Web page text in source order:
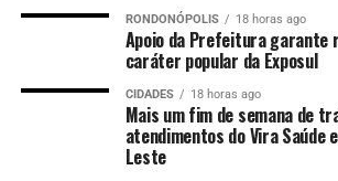
RONDONÓPOLIS 18 horas ago
Apoio da Prefeitura garante
caráter popular da Exposul
CIDADES 18 horas ago
Mais um fim de semana de
atendimentos do Vira Saúde
Leste